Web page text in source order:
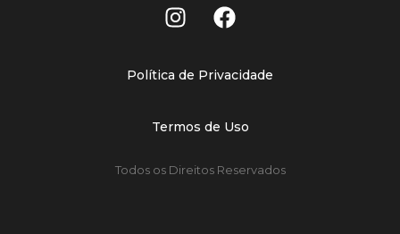
Política de Privacidade
Termos de Uso
Todos os Direitos Reservados